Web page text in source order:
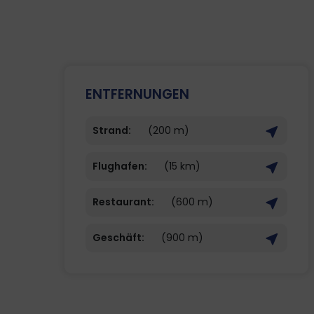
ENTFERNUNGEN
Strand: (200 m)
Flughafen: (15 km)
Restaurant: (600 m)
Geschäft: (900 m)